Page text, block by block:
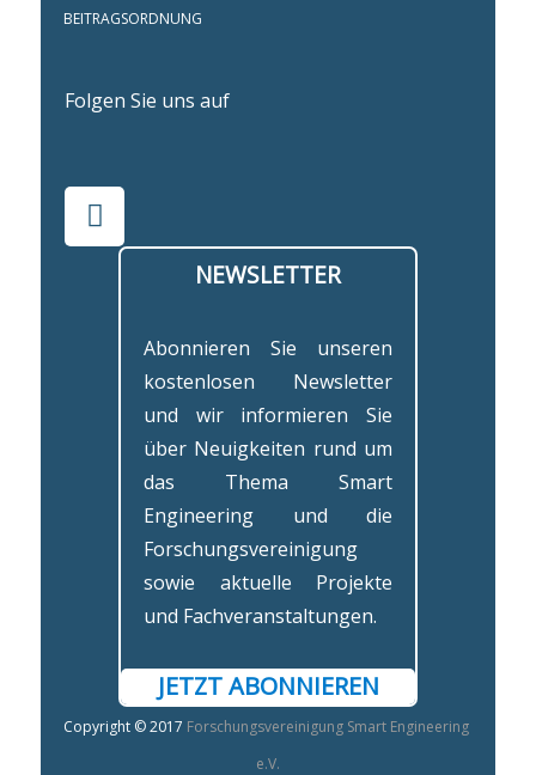
BEITRAGSORDNUNG
Folgen Sie uns auf
NEWSLETTER
Abonnieren Sie unseren
kostenlosen Newsletter
und wir informieren Sie
über Neuigkeiten rund um
das Thema Smart
Engineering und die
Forschungsvereinigung
sowie aktuelle Projekte
und Fachveranstaltungen.
JETZT ABONNIEREN
Copyright © 2017 Forschungsvereinigung Smart Engineering
e.V.